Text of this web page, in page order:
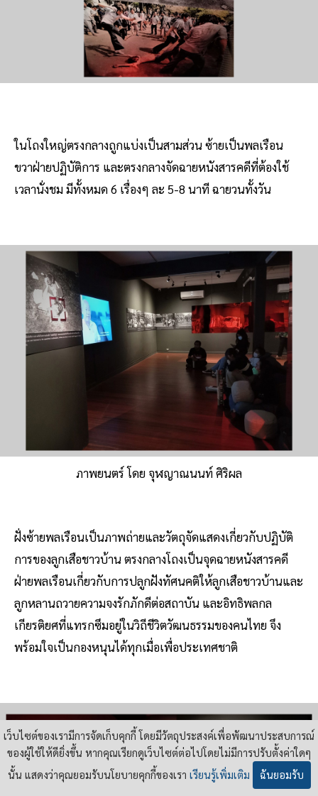
ในโถงใหญ่ตรงกลางถูกแบ่งเป็นสามส่วน ซ้ายเป็นพลเรือน
ขวาฝ่ายปฏิบัติการ และตรงกลางจัดฉายหนังสารคดีที่ต้องใช้
เวลานั่งชม มีทั้งหมด 6 เรื่องๆ ละ 5-8 นาที ฉายวนทั้งวัน
ภาพยนตร์ โดย จุฬญาณนนท์ ศิริผล
ฝั่งซ้ายพลเรือนเป็นภาพถ่ายและวัตถุจัดแสดงเกี่ยวกับปฏิบัติ
การของลูกเสือชาวบ้าน ตรงกลางโถงเป็นจุดฉายหนังสารคดี
ฝ่ายพลเรือนเกี่ยวกับการปลูกฝังทัศนคติให้ลูกเสือชาวบ้านและ
ลูกหลานถวายความจงรักภักดีต่อสถาบัน และอิทธิพลกล
เกียรติยศที่แทรกซึมอยู่ในวิถีชีวิตวัฒนธรรมของคนไทย จึง
พร้อมใจเป็นกองหนุนได้ทุกเมื่อเพื่อประเทศชาติ
เว็บไซต์ของเรามีการจัดเก็บคุกกี้ โดยมีวัตถุประสงค์เพื่อพัฒนาประสบการณ์
ของผู้ใช้ให้ดียิ่งขึ้น หากคุณเรียกดูเว็บไซต์ต่อไปโดยไม่มีการปรับตั้งค่าใดๆ
นั้น แสดงว่าคุณยอมรับนโยบายคุกกี้ของเรา เรียนรู้เพิ่มเติม ฉันยอมรับ